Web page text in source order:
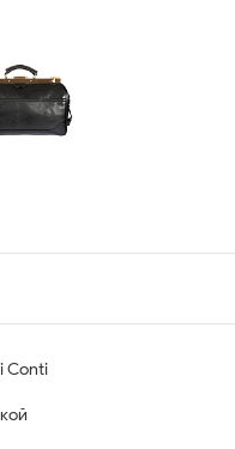
Conti